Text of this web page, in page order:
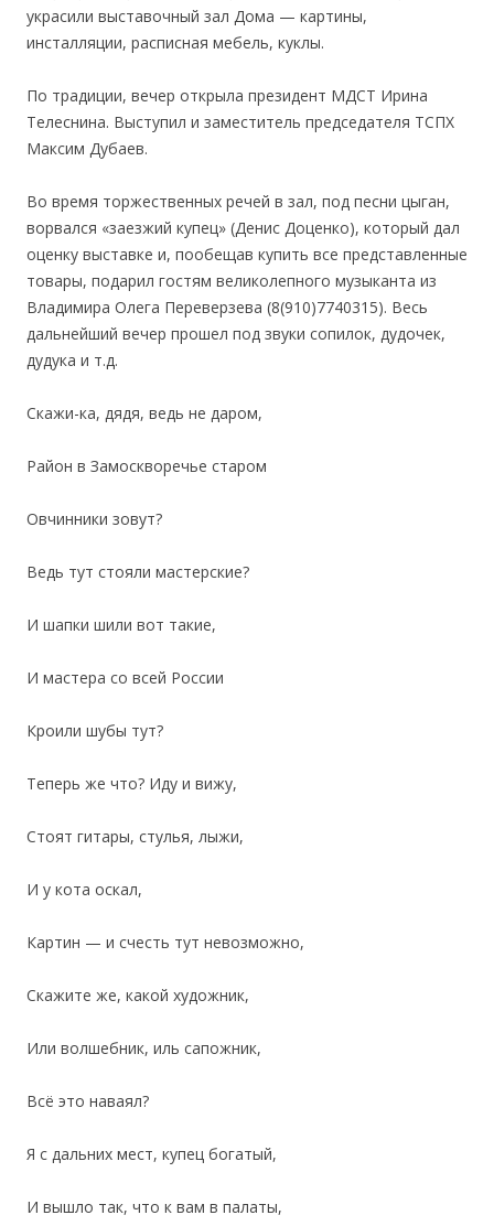
украсили выставочный зал Дома — картины,
инсталляции, расписная мебель, куклы.
По традиции, вечер открыла президент МДСТ Ирина
Телеснина. Выступил и заместитель председателя ТСПХ
Максим Дубаев.
Во время торжественных речей в зал, под песни цыган,
ворвался «заезжий купец» (Денис Доценко), который дал
оценку выставке и, пообещав купить все представленные
товары, подарил гостям великолепного музыканта из
Владимира Олега Переверзева (8(910)7740315). Весь
дальнейший вечер прошел под звуки сопилок, дудочек,
дудука и т.д.
Скажи-ка, дядя, ведь не даром,
Район в Замоскворечье старом
Овчинники зовут?
Ведь тут стояли мастерские?
И шапки шили вот такие,
И мастера со всей России
Кроили шубы тут?
Теперь же что? Иду и вижу,
Стоят гитары, стулья, лыжи,
И у кота оскал,
Картин — и счесть тут невозможно,
Скажите же, какой художник,
Или волшебник, иль сапожник,
Всё это наваял?
Я с дальних мест, купец богатый,
И вышло так, что к вам в палаты,